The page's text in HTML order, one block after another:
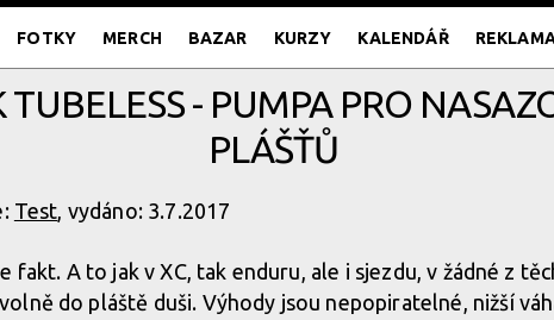
FOTKY MERCH BAZAR KURZY KALENDÁŘ
TUBELESS - PUMPA PRO
PLÁŠŤŮ
Test, vydáno: 3.7.2017
fakt. A to jak v XC, tak enduru, ale i sjezdu, v žádné z
do pláště duši. Výhody jsou nepopiratelné, nižší